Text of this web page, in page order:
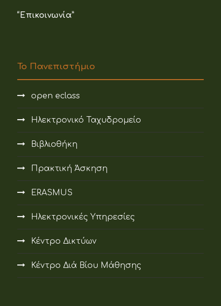
“Επικοινωνία”
Το Πανεπιστήμιο
open eclass
Ηλεκτρονικό Ταχυδρομείο
Βιβλιοθήκη
Πρακτική Άσκηση
ERASMUS
Ηλεκτρονικές Υπηρεσίες
Κέντρο Δικτύων
Κέντρο Διά Βίου Μάθησης